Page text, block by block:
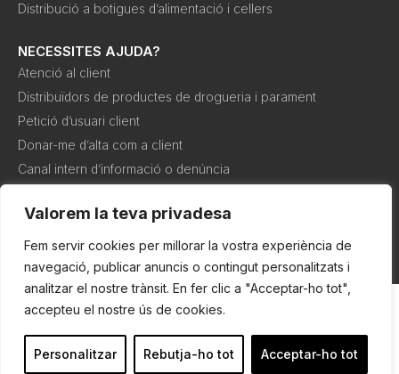
Valorem la teva privadesa
Fem servir cookies per millorar la vostra experiència de
navegació, publicar anuncis o contingut personalitzats i
analitzar el nostre trànsit. En fer clic a "Acceptar-ho tot",
accepteu el nostre ús de cookies.
Personalitzar Rebutja-ho tot Acceptar-ho tot
Distribució a botigues d’alimentació i cellers
NECESSITES AJUDA?
Atenció al client
Distribuïdors de productes de drogueria i parament
Petició d’usuari client
Donar-me d’alta com a client
Canal intern d’informació o denúncia
cookies
Política de
privadesa
compra